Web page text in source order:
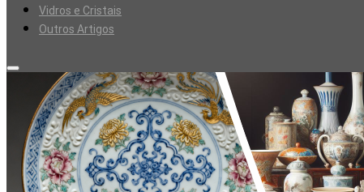
Vidros e Cristais
Outros Artigos